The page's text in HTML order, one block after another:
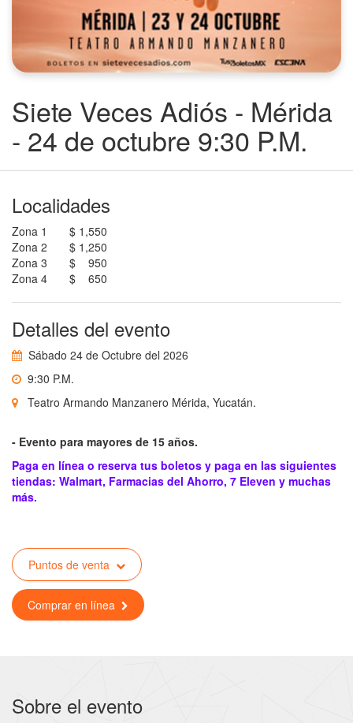
Siete Veces Adiós - Mérida
- 24 de octubre 9:30 P.M.
Localidades
Zona 1
$ 1,550
Zona 2
$ 1,250
Zona 3
$ 950
Zona 4
$ 650
Detalles del evento
Sábado 24 de Octubre del 2026
9:30 P.M.
Teatro Armando Manzanero Mérida, Yucatán.
- Evento para mayores de 15 años.
Paga en línea o reserva tus boletos y paga en las siguientes
tiendas: Walmart, Farmacias del Ahorro, 7 Eleven y muchas
más.
Puntos de venta
Comprar en línea
Sobre el evento